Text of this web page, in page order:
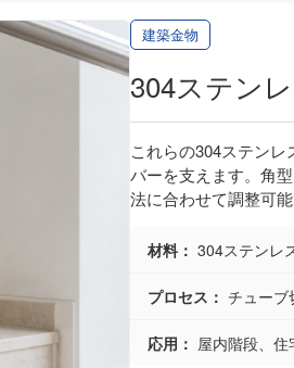
建築金物
304ステン
これらの304ステン
バーを支えます。角
法に合わせて調整可
材料： 304ステンレ
プロセス： チューブ
応用： 屋内階段、